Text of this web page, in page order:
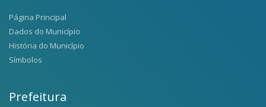
Página Principal
Dados do Município
História do Município
Símbolos
Prefeitura